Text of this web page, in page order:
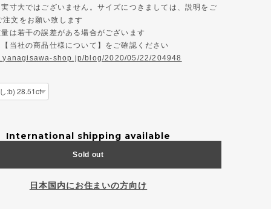
寸大ではございません。サイズにつきましては、説明をご
注文をお願い致します
は若干の誤差がある場合がございます
当社の商品仕様について】をご確認ください
shop.jp/blog/2020/05/22/204948
International shipping available
Sold out
日本国内にお住まいの方向け